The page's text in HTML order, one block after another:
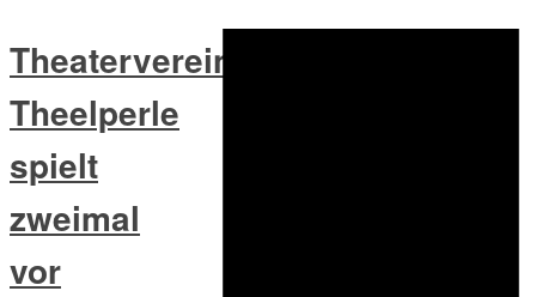
Theaterverein
Theelperle
spielt
zweimal
vor